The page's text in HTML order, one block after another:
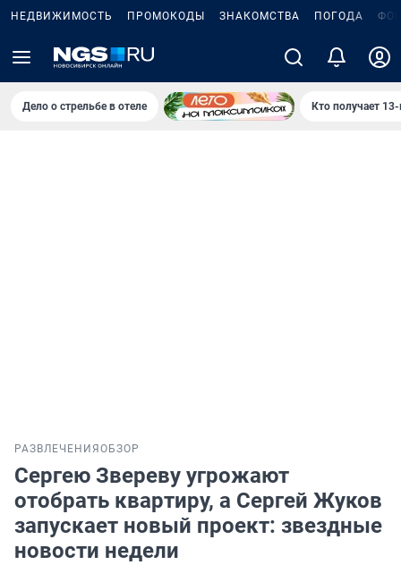
НЕДВИЖИМОСТЬ ПРОМОКОДЫ ЗНАКОМСТВА ПОГОДА
Дело о стрельбе в отеле Кто получает
РАЗВЛЕЧЕНИЯ ОБЗОР
Сергею Звереву угрожают
отобрать квартиру, а Сергей Жуков
запускает новый проект: звездные
новости недели